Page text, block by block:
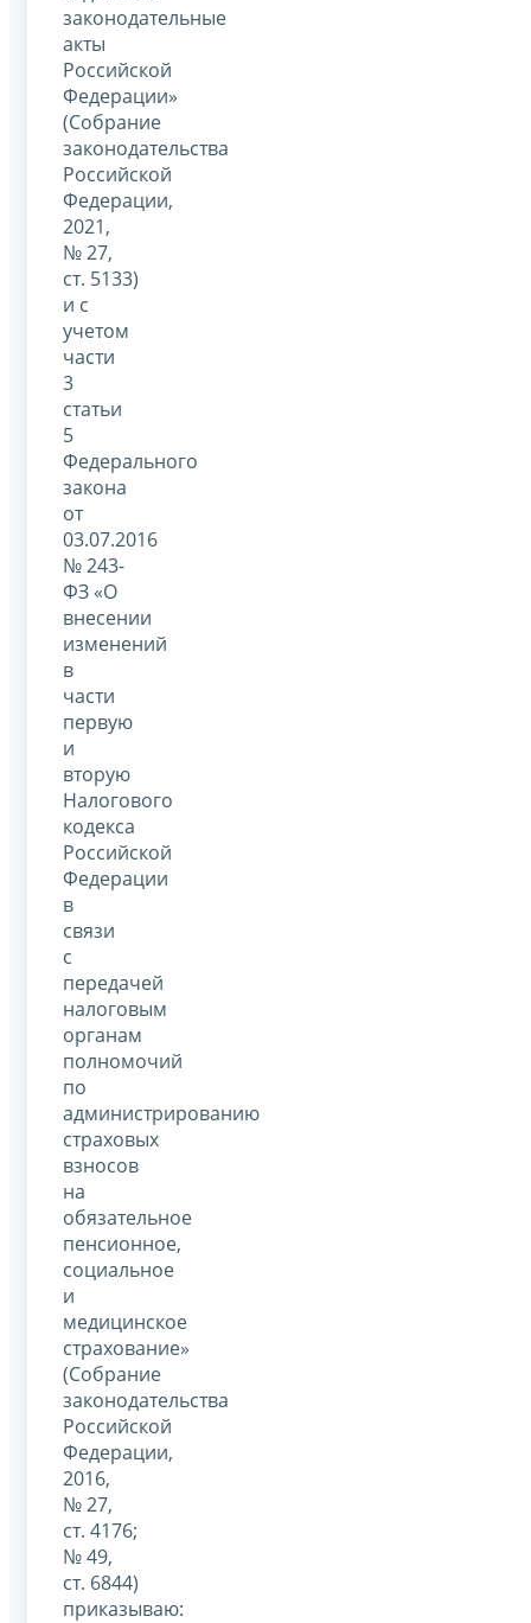
законодательные
акты
Российской
Федерации»
(Собрание
законодательства
Российской
Федерации,
2021,
№ 27,
ст. 5133)
и с
учетом
части
3
статьи
5
Федерального
закона
от
03.07.2016
№ 243-
ФЗ «О
внесении
изменений
в
части
первую
и
вторую
Налогового
кодекса
Российской
Федерации
в
связи
с
передачей
налоговым
органам
полномочий
по
администрированию
страховых
взносов
на
обязательное
пенсионное,
социальное
и
медицинское
страхование»
(Собрание
законодательства
Российской
Федерации,
2016,
№ 27,
ст. 4176;
№ 49,
ст. 6844)
приказываю: